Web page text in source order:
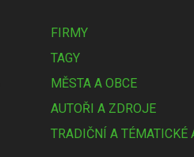
FIRMY
TAGY
MĚSTA A OBCE
AUTOŘI A ZDROJE
TRADIČNÍ A TÉMATICKÉ